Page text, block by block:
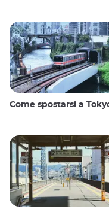
Come spostarsi a Tokyo e